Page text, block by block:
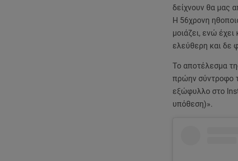
δείχνουν θα μας
Η 56χρονη
μοιάζει, ενώ
ελεύθερη και δε
Το αποτέλεσμα
πρώην σύντροφο
εξώφυλλο στο
υπόθεση)».